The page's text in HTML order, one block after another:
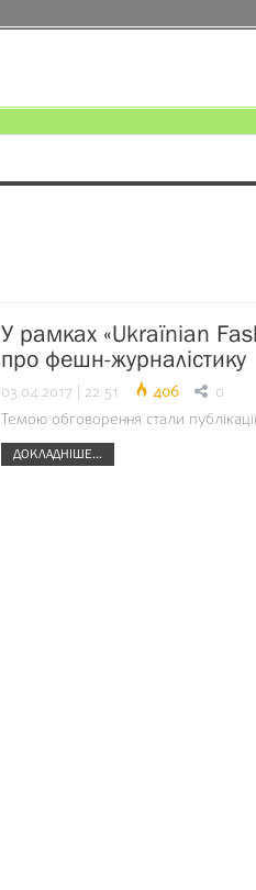
У рамках «Ukraїnian
про фешн-журналістику
03.04.2017 | 22:51 406 0
Темою обговорення стали
ДОКЛАДНІШЕ...